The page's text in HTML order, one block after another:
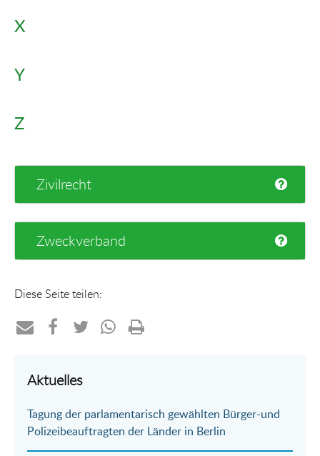
X
Y
Z
Zivilrecht
Zweckverband
Diese Seite teilen:
per
Mail
auf
Aktuelles
Tagung der parlamentarisch gewählten Bürger-und
Polizeibeauftragten der Länder in Berlin